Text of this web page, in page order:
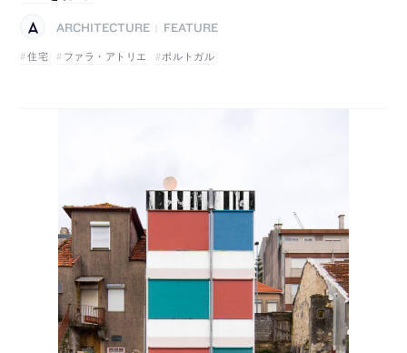
ARCHITECTURE
FEATURE
住宅
ファラ・アトリエ ポルトガル